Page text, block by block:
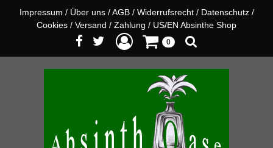
Impressum / Über uns / AGB / Widerrufsrecht / Datenschutz /
Cookies / Versand / Zahlung / US/EN Absinthe Shop
0